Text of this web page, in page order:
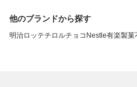
他のブランドから探す
明治ロッテチロルチョコ Nestle有楽製菓